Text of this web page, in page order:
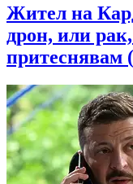
Жител на
дрон, или